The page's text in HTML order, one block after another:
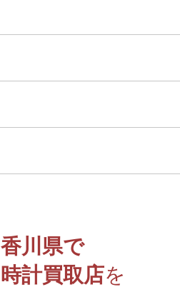
香川県で
時計買取店を